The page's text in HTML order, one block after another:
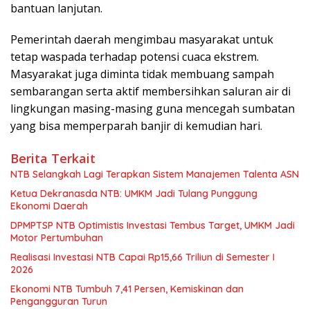
bantuan lanjutan.
Pemerintah daerah mengimbau masyarakat untuk
tetap waspada terhadap potensi cuaca ekstrem.
Masyarakat juga diminta tidak membuang sampah
sembarangan serta aktif membersihkan saluran air di
lingkungan masing-masing guna mencegah sumbatan
yang bisa memperparah banjir di kemudian hari.
Berita Terkait
NTB Selangkah Lagi Terapkan Sistem Manajemen Talenta ASN
Ketua Dekranasda NTB: UMKM Jadi Tulang Punggung
Ekonomi Daerah
DPMPTSP NTB Optimistis Investasi Tembus Target, UMKM Jadi
Motor Pertumbuhan
Realisasi Investasi NTB Capai Rp15,66 Triliun di Semester I
2026
Ekonomi NTB Tumbuh 7,41 Persen, Kemiskinan dan
Pengangguran Turun